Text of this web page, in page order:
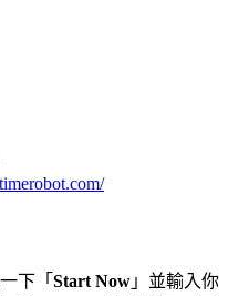
下「 Start Now 」並輸入你